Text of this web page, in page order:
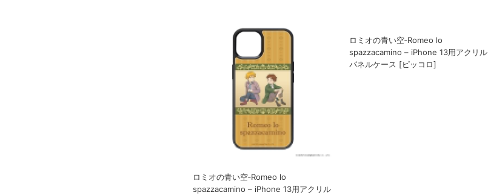
ロミオの青い空‐Romeo lo
spazzacamino – iPhone 13用アクリル